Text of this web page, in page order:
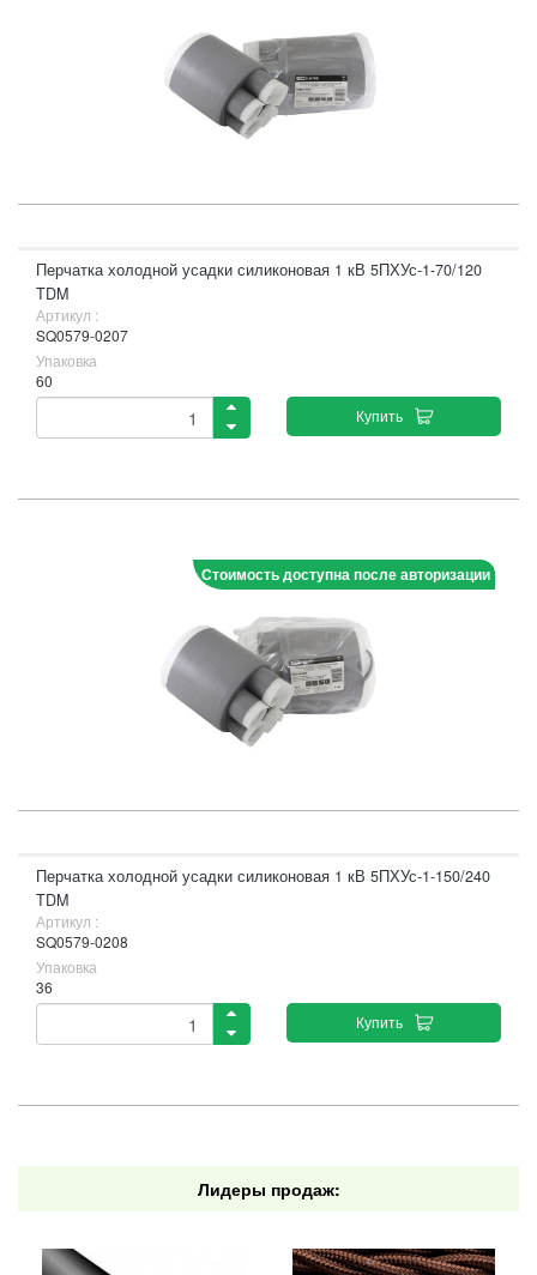
Перчатка холодной усадки силиконовая 1 кВ 5ПХУс-1-70/120
TDM
Артикул :
SQ0579-0207
Упаковка
60
Купить
Стоимость доступна после авторизации
Перчатка холодной усадки силиконовая 1 кВ 5ПХУс-1-150/240
TDM
Артикул :
SQ0579-0208
Упаковка
36
Купить
Лидеры продаж: